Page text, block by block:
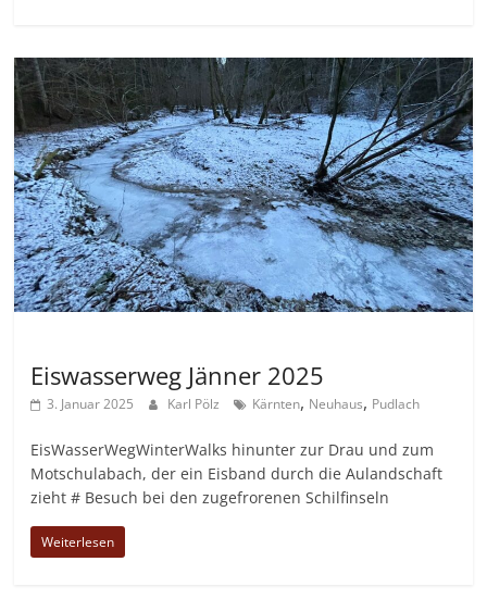
Eiswasserweg Jänner 2025
3. Januar 2025 Karl Pölz Kärnten, Neuhaus, Pudlach
EisWasserWegWinterWalks hinunter zur Drau und zum
Motschulabach, der ein Eisband durch die Aulandschaft
zieht # Besuch bei den zugefrorenen Schilfinseln
Weiterlesen